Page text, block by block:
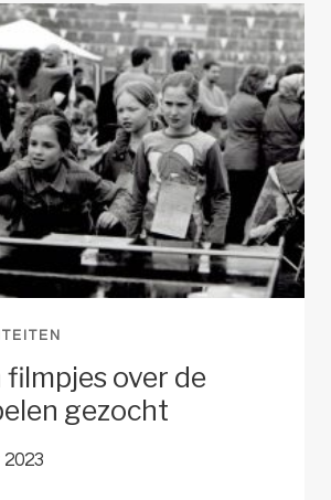
filmpjes over de
gezocht